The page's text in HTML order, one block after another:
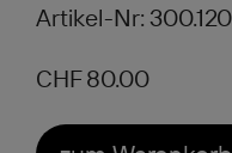
Artikel-Nr: 300.120
CHF 80.00